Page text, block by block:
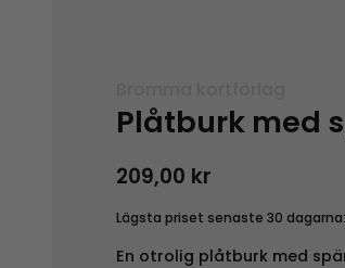
Plåtburk med
209,00 kr
Lägsta priset senaste 30 dagarna:
En otrolig plåtburk med